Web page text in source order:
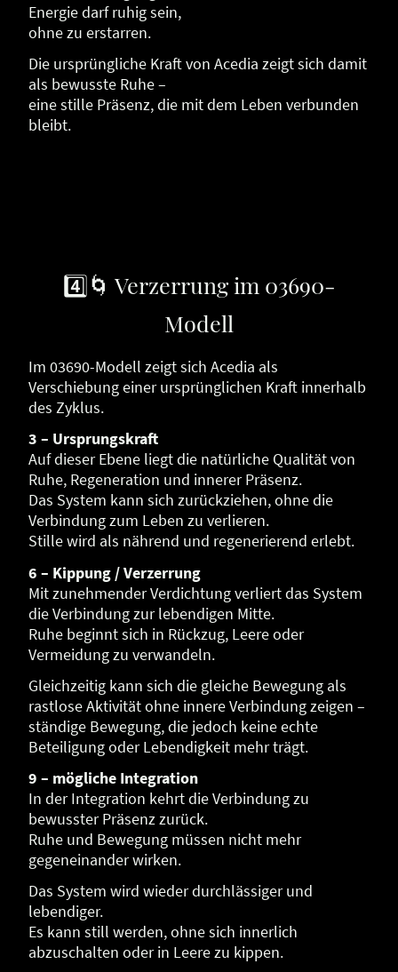
Energie darf ruhig sein,
ohne zu erstarren.
Die ursprüngliche Kraft von Acedia zeigt sich damit
als bewusste Ruhe –
eine stille Präsenz, die mit dem Leben verbunden
bleibt.
4️⃣🌀 Verzerrung im 03690-
Modell
Im 03690-Modell zeigt sich Acedia als
Verschiebung einer ursprünglichen Kraft innerhalb
des Zyklus.
3 – Ursprungskraft
Auf dieser Ebene liegt die natürliche Qualität von
Ruhe, Regeneration und innerer Präsenz.
Das System kann sich zurückziehen, ohne die
Verbindung zum Leben zu verlieren.
Stille wird als nährend und regenerierend erlebt.
6 – Kippung / Verzerrung
Mit zunehmender Verdichtung verliert das System
die Verbindung zur lebendigen Mitte.
Ruhe beginnt sich in Rückzug, Leere oder
Vermeidung zu verwandeln.
Gleichzeitig kann sich die gleiche Bewegung als
rastlose Aktivität ohne innere Verbindung zeigen –
ständige Bewegung, die jedoch keine echte
Beteiligung oder Lebendigkeit mehr trägt.
9 – mögliche Integration
In der Integration kehrt die Verbindung zu
bewusster Präsenz zurück.
Ruhe und Bewegung müssen nicht mehr
gegeneinander wirken.
Das System wird wieder durchlässiger und
lebendiger.
Es kann still werden, ohne sich innerlich
abzuschalten oder in Leere zu kippen.